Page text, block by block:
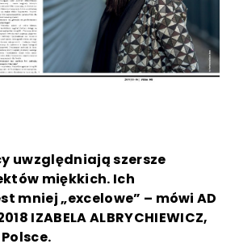
uwzględniają szersze
miękkich. Ich
mniej „excelowe” – mówi AD
IZABELA ALBRYCHIEWICZ,